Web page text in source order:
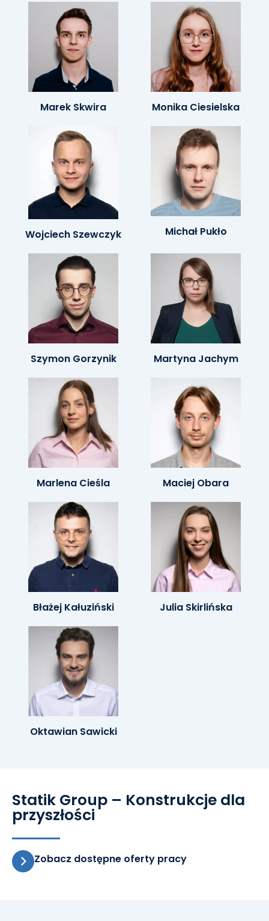
Marek Skwira Monika Ciesielska
Wojciech Szewczyk Michał Pukło
Szymon Gorzynik Martyna Jachym
Marlena Cieśla Maciej Obara
Błażej Kałuziński Julia Skirlińska
Oktawian Sawicki
Statik Group – Konstrukcje dla
przyszłości
Zobacz dostępne oferty pracy